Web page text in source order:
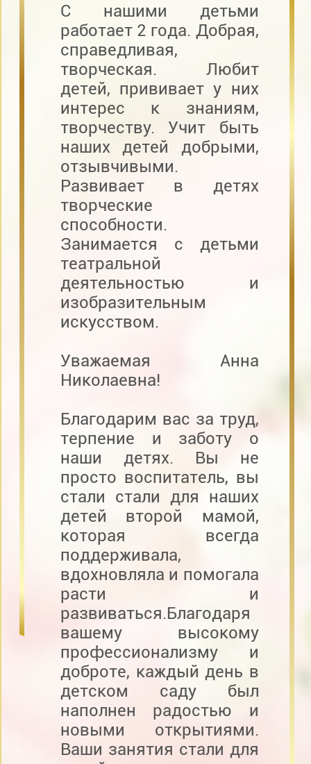
С нашими детьми
работает 2 года. Добрая,
справедливая,
творческая. Любит
детей, прививает у них
интерес к знаниям,
творчеству. Учит быть
наших детей добрыми,
отзывчивыми.
Развивает в детях
творческие
способности.
Занимается с детьми
театральной
деятельностью и
изобразительным
искусством.
Уважаемая Анна
Николаевна!
Благодарим вас за труд,
терпение и заботу о
наши детях. Вы не
просто воспитатель, вы
стали стали для наших
детей второй мамой,
которая всегда
поддерживала,
вдохновляла и помогала
расти и
развиваться.Благодаря
вашему высокому
профессионализму и
доброте, каждый день в
детском саду был
наполнен радостью и
новыми открытиями.
Ваши занятия стали для